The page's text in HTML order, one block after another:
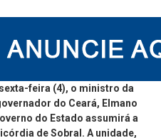
feira (4), o ministro da
do Ceará, Elmano
do Estado assumirá a
de Sobral. A unidade,